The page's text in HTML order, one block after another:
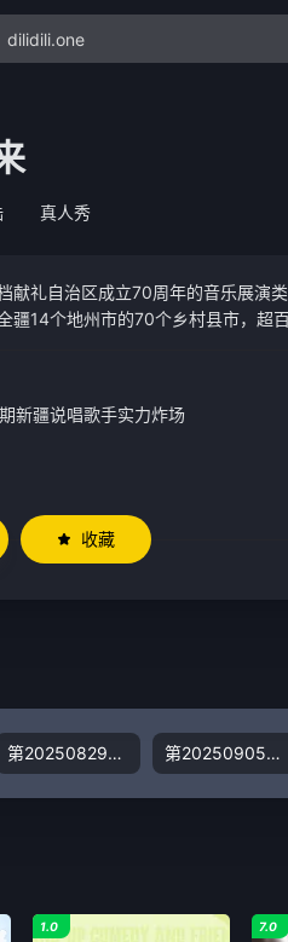
真人秀
献礼自治区成立70周年的音乐展
疆14个地州市的70个乡村县市，超
新疆说唱歌手实力炸场
收藏
第20250829期音乐社交王"热情献歌,主持人现场认弟 第20250905期开口跪!退伍军人浑厚嗓音唤醒时代记忆
1.0 7.0